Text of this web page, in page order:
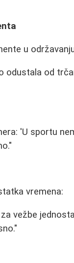
u
odustala od
'U sportu
vremena:
vežbe